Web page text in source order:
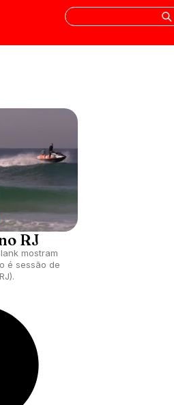
RJ
mostram
é sessão de